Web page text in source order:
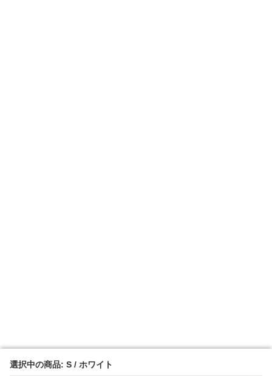
選択中の商品: S / ホワイト
選択中の商品: S / ホワイト